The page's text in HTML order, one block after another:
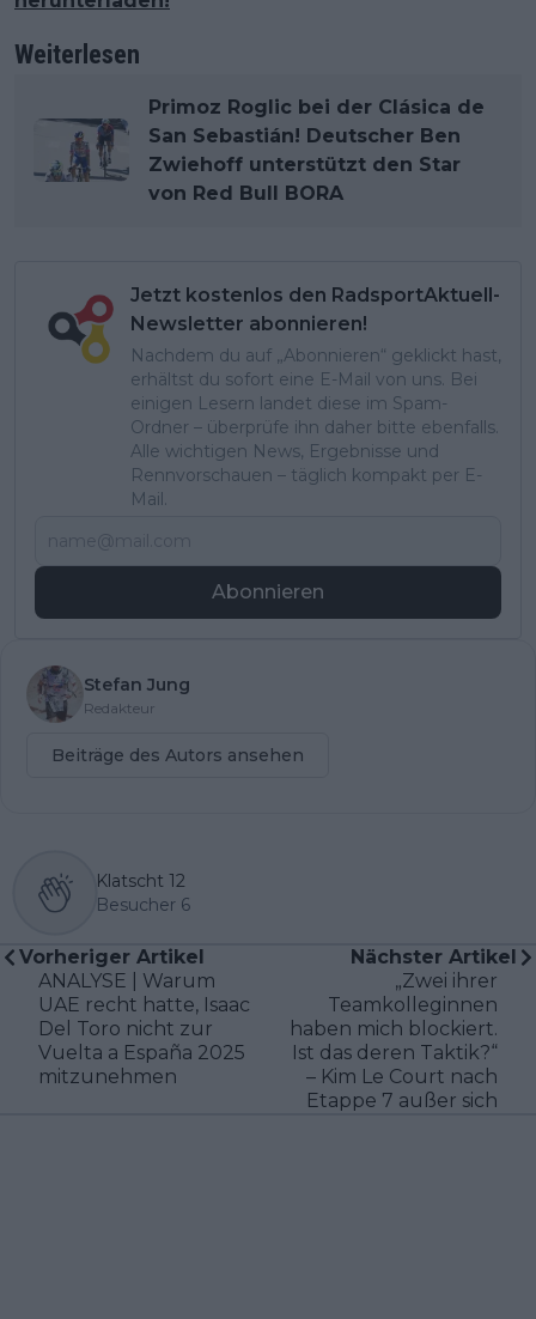
Weiterlesen
Primoz Roglic bei der Clásica de
San Sebastián! Deutscher Ben
Zwiehoff unterstützt den Star
von Red Bull BORA
Jetzt kostenlos den RadsportAktuell-
Newsletter abonnieren!
Nachdem du auf „Abonnieren“ geklickt hast,
erhältst du sofort eine E-Mail von uns. Bei
einigen Lesern landet diese im Spam-
Ordner – überprüfe ihn daher bitte ebenfalls.
Alle wichtigen News, Ergebnisse und
Rennvorschauen – täglich kompakt per E-
Mail.
Abonnieren
Stefan Jung
Redakteur
Beiträge des Autors ansehen
Klatscht 12
Besucher 6
Vorheriger Artikel
ANALYSE | Warum
UAE recht hatte, Isaac
Del Toro nicht zur
Vuelta a España 2025
mitzunehmen
Nächster Artikel
„Zwei ihrer
Teamkolleginnen
haben mich blockiert.
Ist das deren Taktik?“
– Kim Le Court nach
Etappe 7 außer sich